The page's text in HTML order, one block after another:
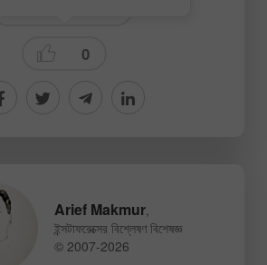
0
Arief Makmur,
ইন্সটাফরেক্সের বিশ্লেষণ বিশেষজ্ঞ
© 2007-2026